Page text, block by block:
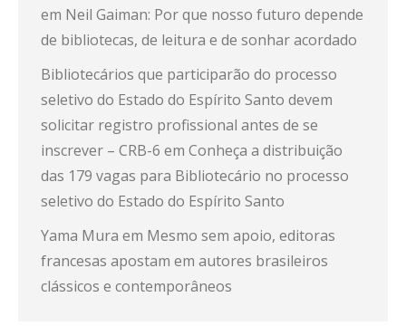
em Neil Gaiman: Por que nosso futuro depende
de bibliotecas, de leitura e de sonhar acordado
Bibliotecários que participarão do processo
seletivo do Estado do Espírito Santo devem
solicitar registro profissional antes de se
inscrever – CRB-6 em Conheça a distribuição
das 179 vagas para Bibliotecário no processo
seletivo do Estado do Espírito Santo
Yama Mura em Mesmo sem apoio, editoras
francesas apostam em autores brasileiros
clássicos e contemporâneos